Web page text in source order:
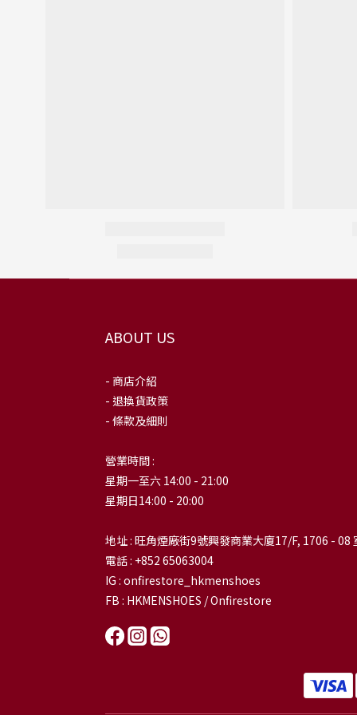
ABOUT US
- 商店介紹
- 退換貨政策
- 條款及細則
營業時間 :
星期一至六 14:00 - 21:00
星期日14:00 - 20:00
地址 : 旺角煙廠街9號興發商業大廈17/F, 1706 - 08
電話 : +852 65063004
IG : onfirestore_hkmenshoes
FB : HKMENSHOES / Onfirestore